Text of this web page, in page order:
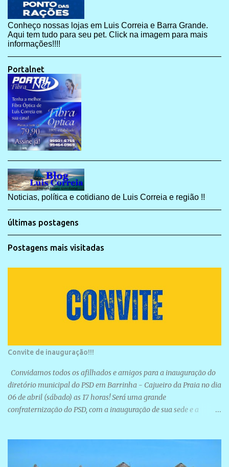
Conheço nossas lojas em Luis Correia e Barra Grande.
Aqui tem tudo para seu pet. Click na imagem para mais
informações!!!!
Portalnet
Noticias, política e cotidiano de Luis Correia e região !!
últimas postagens
Postagens mais visitadas
Convite de inauguração!!!
Convidamos todos os afilhados e amigos para a inauguração do
diretório municipal do PSD em Barrinha - Cajueiro da Praia no dia
06 de abril (sábado) as 17 horas! Será uma grande
confraternização do PSD, com a inauguração de sua sede e a